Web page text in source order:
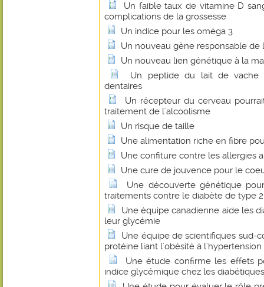
Un faible taux de vitamine D
complications de la grossesse
Un indice pour les oméga 3
Un nouveau gène responsable de
Un nouveau lien génétique à la
Un peptide du lait de vache
dentaires
Un récepteur du cerveau
traitement de l'alcoolisme
Un risque de taille
Une alimentation riche en fibre
Une confiture contre les allergies
Une cure de jouvence pour le
Une découverte génétique
traitements contre le diabète de type 2
Une équipe canadienne aide les
leur glycémie
Une équipe de scientifiques sud-
protéine liant l'obésité à l'hypertension
Une étude confirme les effets
indice glycémique chez les diabétiques